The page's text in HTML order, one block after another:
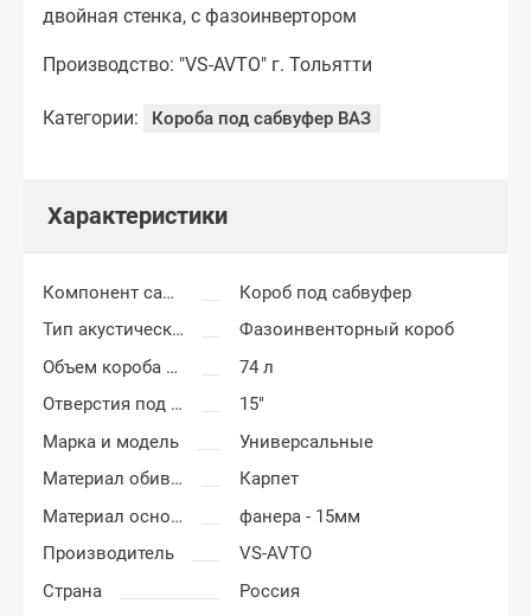
двойная стенка, с фазоинвертором
Производство: "VS-AVTO" г. Тольятти
Категории: Короба под сабвуфер ВАЗ
Характеристики
Компонент салона
Короб под сабвуфер
Тип акустического короба
Фазоинвенторный короб
Объем короба сабвуфера
74 л
Отверстия под сабвуфер
15"
Марка и модель
Универсальные
Материал обивки короба сабвуфера
Карпет
Материал основания сабвуфера
фанера - 15мм
Производитель
VS-AVTO
Страна
Россия